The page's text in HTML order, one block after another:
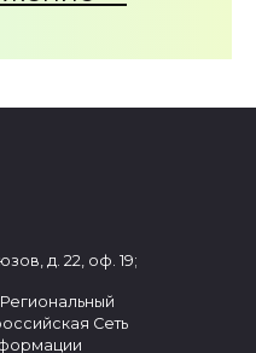
д. 22, оф. 19;
Сеть